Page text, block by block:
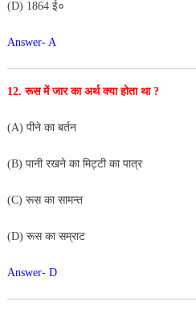
(D) 1864 ई०
Answer- A
12. रूस में जार का अर्थ क्या होता था ?
(A) पीने का बर्तन
(B) पानी रखने का मिट्टी का पात्र
(C) रूस का सामन्त
(D) रूस का सम्राट
Answer- D